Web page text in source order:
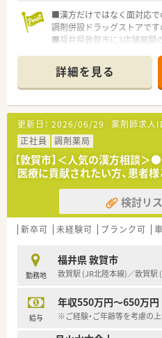
■漢方だけではなく面対応で
調剤併設ドラッグストアで
■福井県敦賀市に3店舗展開
詳細を見る
更新日： 2026/06/29 薬剤師求人
正社員
調剤薬局
【敦賀市】＜人気の漢方相談
医療に貢献されたい方、患者
検討リ
新卒可 未経験可 ブランク可
勤務地
福井県 敦賀市
敦賀駅 (JR北陸本線)／敦賀駅
給与
年収550万円～650万円
※ご経験・ご年齢等を考慮の